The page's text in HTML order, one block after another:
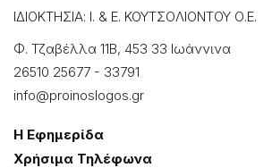
ΙΔΙΟΚΤΗΣΙΑ: Ι. & Ε. ΚΟΥΤΣΟΛΙΟΝΤΟΥ Ο.Ε.
Φ. Τζαβέλλα 11Β, 453 33 Ιωάννɩνα
26510 25677 - 33791
info@proinoslogos.gr
Η Εφημερίδα
Χρήσɩμα Τηλέφωνα